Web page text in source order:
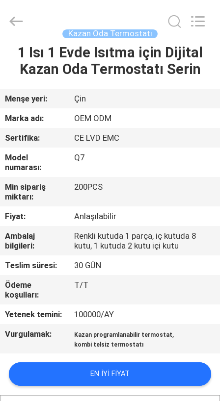
SG
GÖSTERISI
HAKKIMIZDA
FABRIKA
TURU
KALITE
KONTROL
BIZE
BIR
ISTEĞI
Limited.
Kazan Oda Termostatı
1 Isı 1 Evde Isıtma için Dijital
Kazan Oda Termostatı Serin
Menşe yeri:
Çin
Marka adı:
OEM ODM
Sertifika:
CE LVD EMC
Model
numarası:
Q7
Min sipariş
miktarı:
200PCS
Fiyat:
Anlaşılabilir
Ambalaj
bilgileri:
Renkli kutuda 1 parça, iç kutuda 8
kutu, 1 kutuda 2 kutu içi kutu
Teslim süresi:
30 GÜN
Ödeme
koşulları:
T/T
Yetenek temini:
100000/AY
Vurgulamak:
Kazan programlanabilir termostat,
kombi telsiz termostatı
EN IYI FIYAT